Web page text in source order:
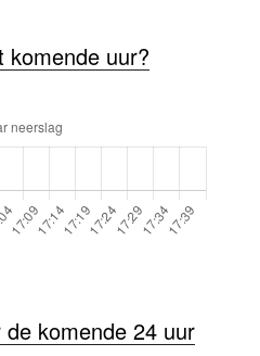
komende uur?
komende 24 uur